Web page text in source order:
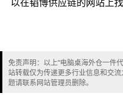
以在韬博供应链的网站上
免责声明：以上"电脑桌海外仓一件
站转载仅为传递更多行业信息和交
题请联系网站管理员删除。